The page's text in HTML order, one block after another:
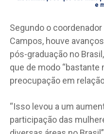
e
Segundo o
Campos, houve
pós-graduação no
que de modo “bastante
preocupação em
“Isso levou a um
participação das